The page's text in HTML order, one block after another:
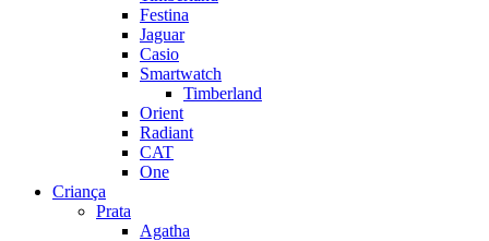
Festina
Jaguar
Casio
Smartwatch
Timberland
Orient
Radiant
CAT
One
Criança
Prata
Agatha